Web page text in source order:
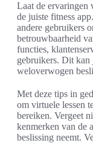
Laat de ervaringen
de juiste fitness
andere gebruikers
betrouwbaarheid
functies,
gebruikers. Dit kan
weloverwogen
Met deze tips in
om virtuele lessen
bereiken. Vergeet
kenmerken van de
beslissing neemt.